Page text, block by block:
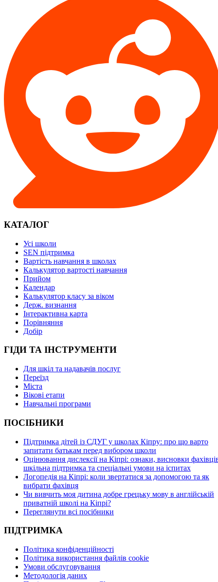
КАТАЛОГ
Усі школи
SEN підтримка
Вартість навчання в школах
Калькулятор вартості навчання
Прийом
Календар
Калькулятор класу за віком
Держ. визнання
Інтерактивна карта
Порівняння
Добір
ГІДИ ТА ІНСТРУМЕНТИ
Для шкіл та надавачів послуг
Переїзд
Міста
Вікові етапи
Навчальні програми
ПОСІБНИКИ
Підтримка дітей із СДУГ у школах Кіпру: про що варто
запитати батькам перед вибором школи
Оцінювання дислексії на Кіпрі: ознаки, висновки
шкільна підтримка та спеціальні умови на іспитах
Логопедія на Кіпрі: коли звертатися за допомогою та як
вибрати фахівця
Чи вивчить моя дитина добре грецьку мову в англійській
приватній школі на Кіпрі?
Переглянути всі посібники
ПІДТРИМКА
Політика конфіденційності
Політика використання файлів cookie
Умови обслуговування
Методологія даних